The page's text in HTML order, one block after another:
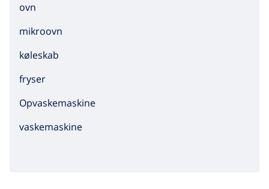
ovn
mikroovn
køleskab
fryser
Opvaskemaskine
vaskemaskine